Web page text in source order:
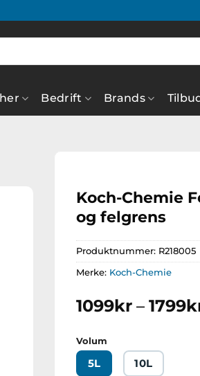
Bedrift Brands
Koch-Chemie
og felgrens
Produktnummer: R218005
Merke: Koch-Chemie
1099kr – 1799
Volum
5L 10L